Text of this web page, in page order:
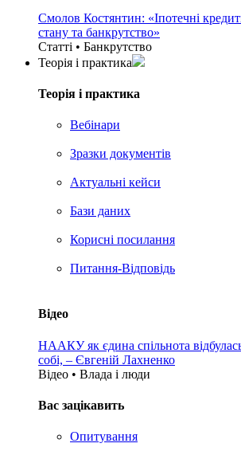
Смолов Костянтин: «Іпотечні
стану та банкрутство»
Статті • Банкрутство
Теорія i практика
Теорія i практика
Вебінари
Зразки документів
Актуальні кейси
Бази даних
Корисні посилання
Питання-Відповідь
Відео
НААКУ як єдина спільнота
собі, – Євгеній Лахненко
Відео • Влада i люди
Вас зацікавить
Опитування